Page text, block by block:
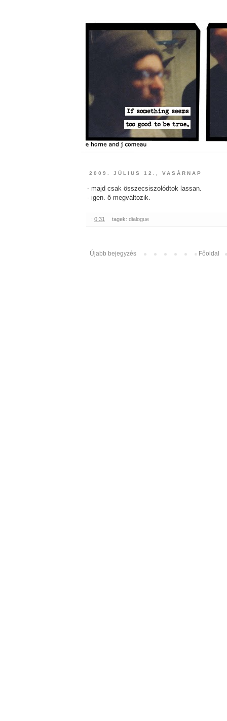
2009. JÚLIUS 12., VASÁRNAP
- majd csak összecsiszolódtok lassan.
- igen. ő megváltozik.
: 0:31 tagek: dialogue
Újabb bejegyzés Főoldal